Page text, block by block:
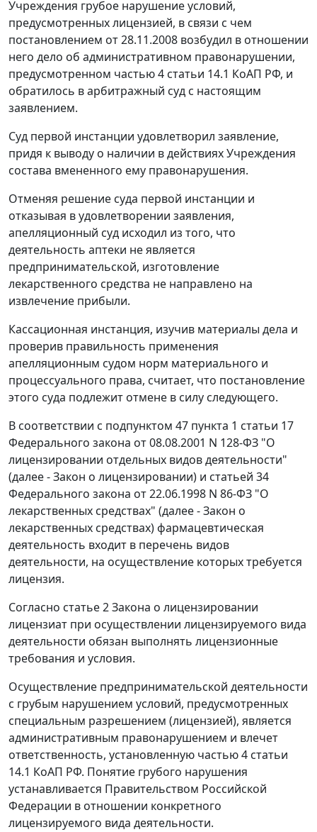
Учреждения грубое нарушение условий,
предусмотренных лицензией, в связи с чем
постановлением от 28.11.2008 возбудил в отношении
него дело об административном правонарушении,
предусмотренном частью 4 статьи 14.1 КоАП РФ, и
обратилось в арбитражный суд с настоящим
заявлением.
Суд первой инстанции удовлетворил заявление,
придя к выводу о наличии в действиях Учреждения
состава вмененного ему правонарушения.
Отменяя решение суда первой инстанции и
отказывая в удовлетворении заявления,
апелляционный суд исходил из того, что
деятельность аптеки не является
предпринимательской, изготовление
лекарственного средства не направлено на
извлечение прибыли.
Кассационная инстанция, изучив материалы дела и
проверив правильность применения
апелляционным судом норм материального и
процессуального права, считает, что постановление
этого суда подлежит отмене в силу следующего.
В соответствии с подпунктом 47 пункта 1 статьи 17
Федерального закона от 08.08.2001 N 128-ФЗ "О
лицензировании отдельных видов деятельности"
(далее - Закон о лицензировании) и статьей 34
Федерального закона от 22.06.1998 N 86-ФЗ "О
лекарственных средствах" (далее - Закон о
лекарственных средствах) фармацевтическая
деятельность входит в перечень видов
деятельности, на осуществление которых требуется
лицензия.
Согласно статье 2Закона о лицензировании
лицензиат при осуществлении лицензируемого вида
деятельности обязан выполнять лицензионные
требования и условия.
Осуществление предпринимательской деятельности
с грубым нарушением условий, предусмотренных
специальным разрешением (лицензией), является
административным правонарушением и влечет
ответственность, установленную частью 4 статьи
14.1 КоАП РФ. Понятие грубого нарушения
устанавливается Правительством Российской
Федерации в отношении конкретного
лицензируемого вида деятельности.